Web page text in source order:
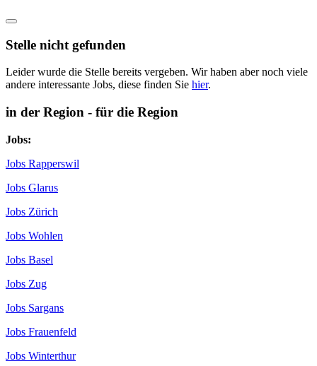
Stelle nicht gefunden
Leider wurde die Stelle bereits vergeben. Wir haben aber noch viele
andere interessante Jobs, diese finden Sie hier.
in der Region - für die Region
Jobs:
Jobs Rapperswil
Jobs Glarus
Jobs Zürich
Jobs Wohlen
Jobs Basel
Jobs Zug
Jobs Sargans
Jobs Frauenfeld
Jobs Winterthur